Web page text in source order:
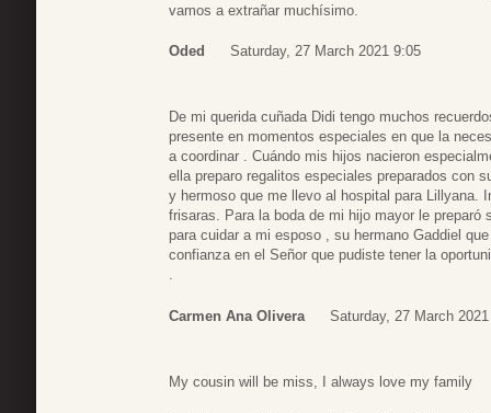
vamos a extrañar muchísimo.
Oded Saturday, 27 March 2021 9:05
De mi querida cuñada Didi tengo muchos
presente en momentos especiales en que la
a coordinar . Cuándo mis hijos nacieron
ella preparo regalitos especiales preparados con
y hermoso que me llevo al hospital para Lillyana.
frisaras. Para la boda de mi hijo mayor le
para cuidar a mi esposo , su hermano Gaddiel
confianza en el Señor que pudiste tener la
.
Carmen Ana Olivera Saturday, 27 March
My cousin will be miss, I always love my family